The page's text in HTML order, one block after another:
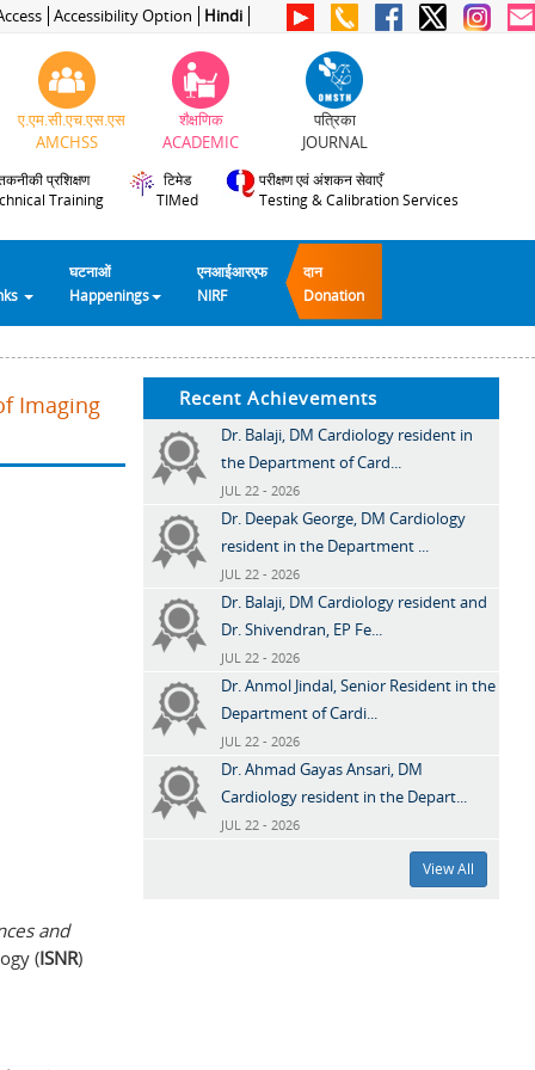
Accessibility Option Hindi
ए.एम.सी.एच.एस.एस
AMCHSS
शैक्षणिक
ACADEMIC
पत्रिका
JOURNAL
प्रशिक्षण
Training
टिमेड
TIMed
परीक्षण एवं अंशकन सेवाएँ
Testing & Calibration Services
घटनाओं
Happenings
एनआईआरएफ
NIRF
दान
Donation
Imaging
and
(ISNR)
Recent Achievements
Dr. Balaji, DM Cardiology resident in
the Department of Card...
JUL 22 - 2026
Dr. Deepak George, DM Cardiology
resident in the Department ...
JUL 22 - 2026
Dr. Balaji, DM Cardiology resident and
Dr. Shivendran, EP Fe...
JUL 22 - 2026
Dr. Anmol Jindal, Senior Resident in the
Department of Cardi...
JUL 22 - 2026
Dr. Ahmad Gayas Ansari, DM
Cardiology resident in the Depart...
JUL 22 - 2026
View All